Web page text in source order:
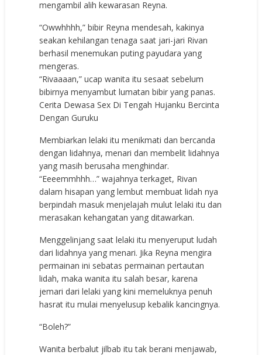
mengambil alih kewarasan Reyna.
“Owwhhhh,” bibir Reyna mendesah, kakinya
seakan kehilangan tenaga saat jari-jari Rivan
berhasil menemukan puting payudara yang
mengeras.
“Rivaaaan,” ucap wanita itu sesaat sebelum
bibirnya menyambut lumatan bibir yang panas.
Cerita Dewasa Sex Di Tengah Hujanku Bercinta
Dengan Guruku
Membiarkan lelaki itu menikmati dan bercanda
dengan lidahnya, menari dan membelit lidahnya
yang masih berusaha menghindar.
“Eeeemmhhh…” wajahnya terkaget, Rivan
dalam hisapan yang lembut membuat lidah nya
berpindah masuk menjelajah mulut lelaki itu dan
merasakan kehangatan yang ditawarkan.
Menggelinjang saat lelaki itu menyeruput ludah
dari lidahnya yang menari. Jika Reyna mengira
permainan ini sebatas permainan pertautan
lidah, maka wanita itu salah besar, karena
jemari dari lelaki yang kini memeluknya penuh
hasrat itu mulai menyelusup kebalik kancingnya.
“Boleh?”
Wanita berbalut jilbab itu tak berani menjawab,